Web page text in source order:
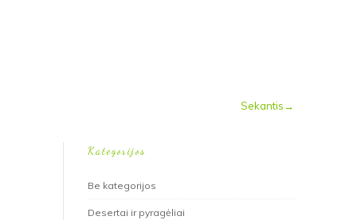
Sekantis→
Kategorijos
Be kategorijos
Desertai ir pyragėliai